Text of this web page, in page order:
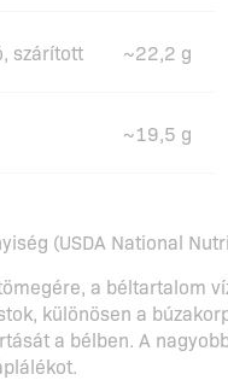
szárított ~22,2 g
~19,5 g
(USDA National
a béltartalom
különösen a
a bélben. A